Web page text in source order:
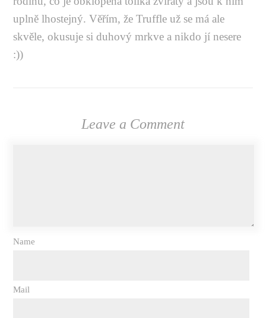
uplně lhostejný. Věřím, že Truffle už se má ale
skvěle, okusuje si duhový mrkve a nikdo jí nesere
:))
Leave a Comment
Name
Mail